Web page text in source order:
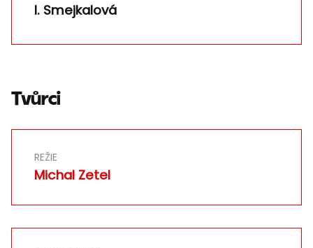
I. Smejkalová
Tvůrci
REŽIE
Michal Zetel